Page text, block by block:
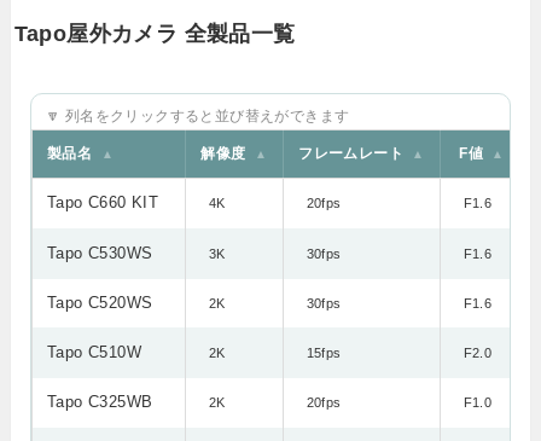
Tapo屋外カメラ 全製品一覧
🔽 列名をクリックすると並び替えができます
製品名 ▲ 解像度 ▲ フレームレート ▲ F値 ▲
Tapo C660 KIT 4K 20fps F1.6
Tapo C530WS 3K 30fps F1.6
Tapo C520WS 2K 30fps F1.6
Tapo C510W 2K 15fps F2.0
Tapo C325WB 2K 20fps F1.0